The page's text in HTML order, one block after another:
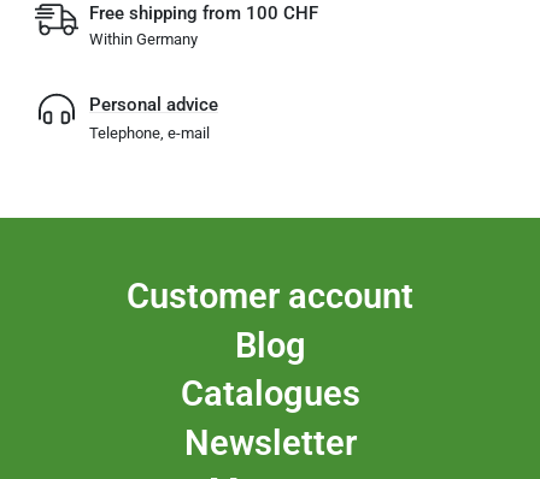
Free shipping from 100 CHF
Within Germany
Personal advice
Telephone, e-mail
Customer account
Blog
Catalogues
Newsletter